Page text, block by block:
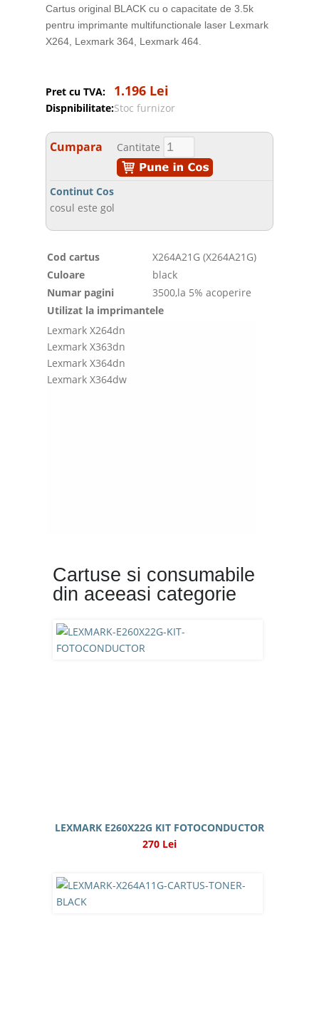
Cartus original BLACK cu o capacitate de 3.5k
pentru imprimante multifunctionale laser Lexmark
X264, Lexmark 364, Lexmark 464.
Pret cu TVA: 1.196 Lei
Dispnibilitate:Stoc furnizor
Cumpara Cantitate
Continut Cos
cosul este gol
Cod cartus
X264A21G (X264A21G)
Culoare
black
Numar pagini
3500,la 5% acoperire
Utilizat la imprimantele
Lexmark X264dn
Lexmark X363dn
Lexmark X364dn
Lexmark X364dw
Cartuse si consumabile
din aceeasi categorie
LEXMARK E260X22G KIT FOTOCONDUCTOR
270 Lei